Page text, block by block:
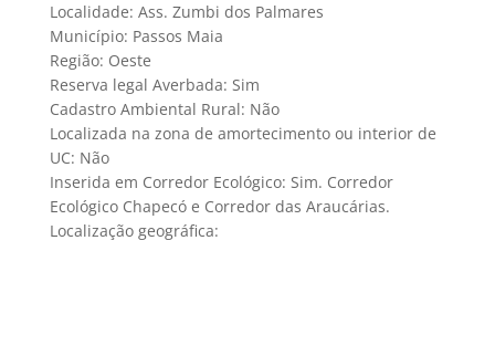
Localidade: Ass. Zumbi dos Palmares
Município: Passos Maia
Região: Oeste
Reserva legal Averbada: Sim
Cadastro Ambiental Rural: Não
Localizada na zona de amortecimento ou interior de
UC: Não
Inserida em Corredor Ecológico: Sim. Corredor
Ecológico Chapecó e Corredor das Araucárias.
Localização geográfica: